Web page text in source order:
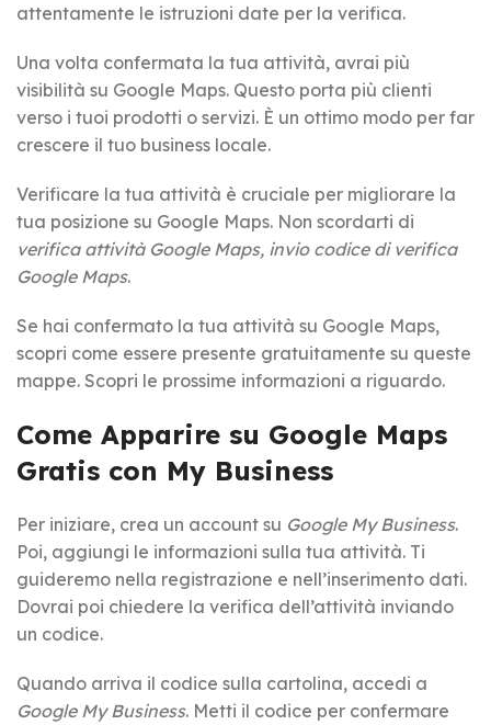
attentamente le istruzioni date per la verifica.
Una volta confermata la tua attività, avrai più
visibilità su Google Maps. Questo porta più clienti
verso i tuoi prodotti o servizi. È un ottimo modo per far
crescere il tuo business locale.
Verificare la tua attività è cruciale per migliorare la
tua posizione su Google Maps. Non scordarti di
verifica attività Google Maps, invio codice di verifica
Google Maps.
Se hai confermato la tua attività su Google Maps,
scopri come essere presente gratuitamente su queste
mappe. Scopri le prossime informazioni a riguardo.
Come Apparire su Google Maps
Gratis con My Business
Per iniziare, crea un account su Google My Business.
Poi, aggiungi le informazioni sulla tua attività. Ti
guideremo nella registrazione e nell’inserimento dati.
Dovrai poi chiedere la verifica dell’attività inviando
un codice.
Quando arriva il codice sulla cartolina, accedi a
Google My Business. Metti il codice per confermare